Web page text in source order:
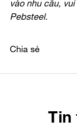
Pebsteel.
Chia sẻ